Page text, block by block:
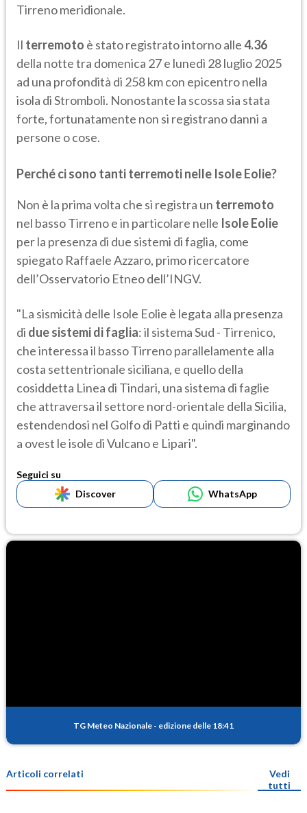
Tirreno meridionale.
Il terremoto è stato registrato intorno alle4.36
della notte tra domenica 27 e lunedì 28 luglio 2025
ad una profondità di 258 km con epicentro nella
isola di Stromboli. Nonostante la scossa sia stata
forte, fortunatamente non si registrano danni a
persone o cose.
Perché ci sono tanti terremoti nelle Isole Eolie?
Non è la prima volta che si registra un terremoto
nel basso Tirreno e in particolare nelle Isole Eolie
per la presenza di due sistemi di faglia, come
spiegato Raffaele Azzaro, primo ricercatore
dell’Osservatorio Etneo dell’INGV.
"La sismicità delle Isole Eolie è legata alla presenza
di due sistemi di faglia: il sistema Sud - Tirrenico,
che interessa il basso Tirreno parallelamente alla
costa settentrionale siciliana, e quello della
cosiddetta Linea di Tindari, una sistema di faglie
che attraversa il settore nord-orientale della Sicilia,
estendendosi nel Golfo di Patti e quindi marginando
a ovest le isole di Vulcano e Lipari".
Seguici su
Discover
WhatsApp
TG Meteo Nazionale - edizione delle 18:41
Articoli correlati
Vedi
tutti